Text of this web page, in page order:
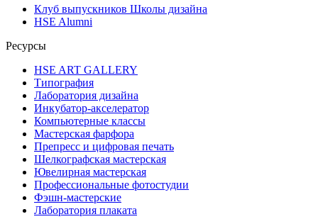
Клуб выпускников Школы дизайна
HSE Alumni
Ресурсы
HSE ART GALLERY
Типография
Лаборатория дизайна
Инкубатор-акселератор
Компьютерные классы
Мастерская фарфора
Препресс и цифровая печать
Шелкографская мастерская
Ювелирная мастерская
Профессиональные фотостудии
Фэшн-мастерские
Лаборатория плаката